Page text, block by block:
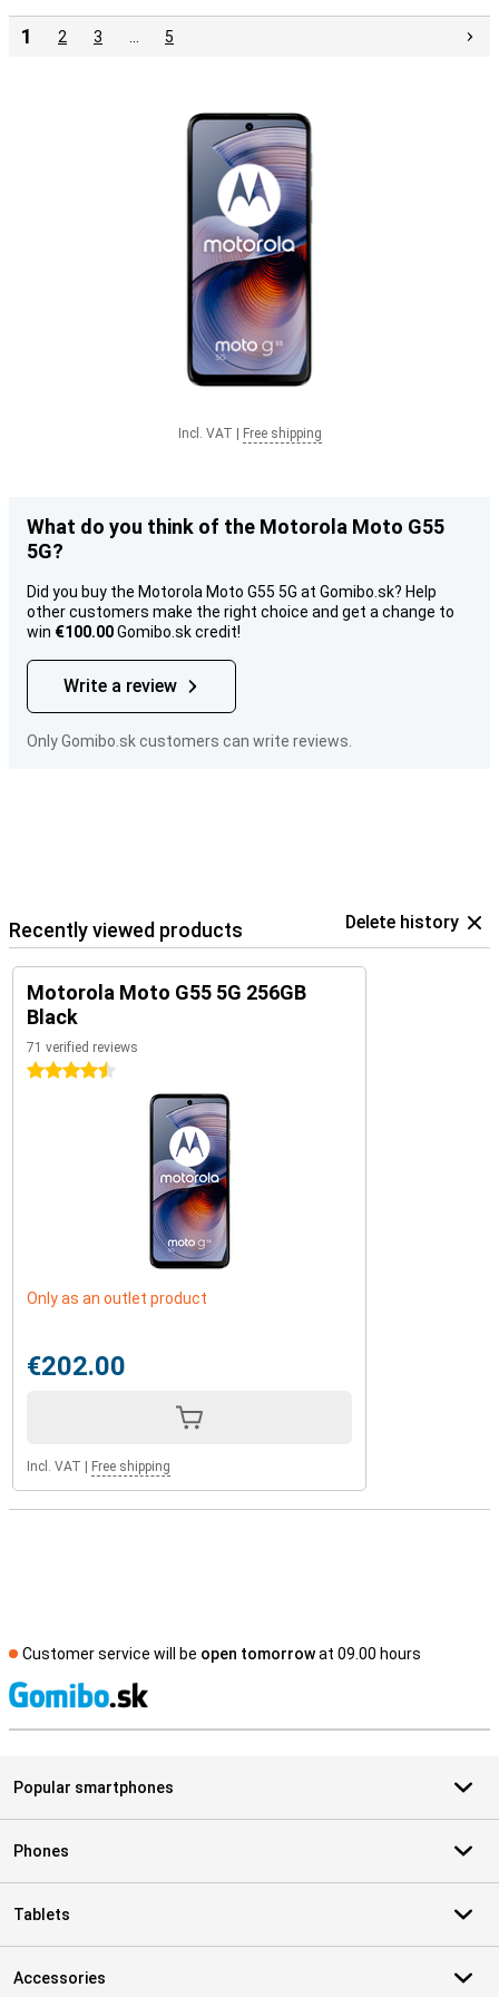
1 2 3 5
Incl. VAT Free shipping
What do you think of the Motorola Moto G55
5G?
Did you buy the Motorola Moto G55 5G at Gomibo.sk? Help
other customers make the right choice and get a change to
win €100.00Gomibo.sk credit!
Write a review
Only Gomibo.sk customers can write reviews.
Recently viewed products Delete history
Motorola Moto G55 5G 256GB
Black
71 verified reviews
4.5 stars
Only as an outlet product
€202.00
Incl. VAT Free shipping
Customer service will be open tomorrowat 09.00 hours
Popular smartphones
Phones
Tablets
Accessories